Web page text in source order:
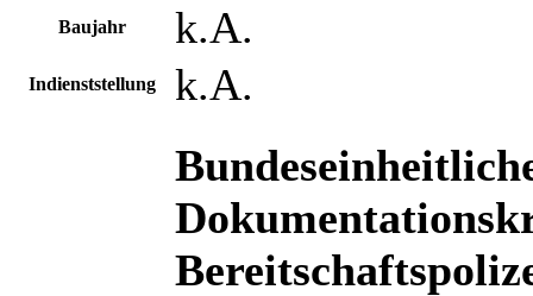
Baujahr k.A.
Indienststellung k.A.